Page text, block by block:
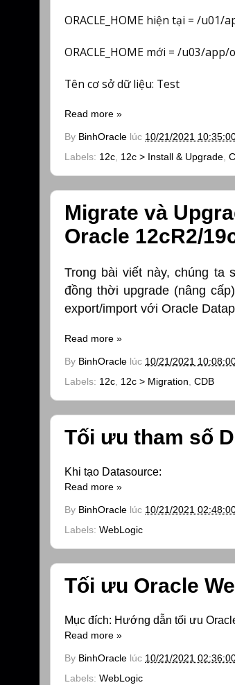
ORACLE_HOME hiện tại = /u01/
ORACLE_HOME mới = /u03/
Tên cơ sở dữ liệu: Test
Read more »
By BinhOracle lúc 10/21/2021
Labels: 12c, 12c > Install & Upgrade,
Migrate và
Oracle 12cR2/
Trong bài viết này, chúng ta
đồng thời upgrade (nâng
export/import với Oracle
Read more »
By BinhOracle lúc 10/21/2021
Labels: 12c, 12c > Migration, CDB
Tối ưu tham số
Khi tạo Datasource:
Read more »
By BinhOracle lúc 10/21/2021
Labels: WebLogic
Tối ưu Oracle
Mục đích: Hướng dẫn tối ưu
Read more »
By BinhOracle lúc 10/21/2021
Labels: WebLogic